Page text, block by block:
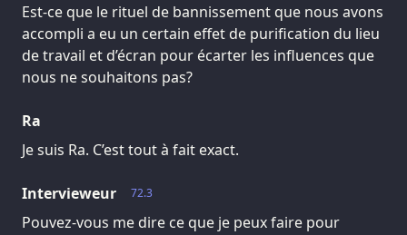
Est-ce que le rituel de bannissement que nous avons
accompli a eu un certain effet de purification du lieu
de travail et d’écran pour écarter les influences que
nous ne souhaitons pas?
Ra
Je suis Ra. C’est tout à fait exact.
72.3
Intervieweur
Pouvez-vous me dire ce que je peux faire pour